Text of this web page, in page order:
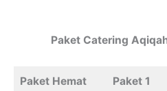
Paket Catering
Paket Hemat Paket 1